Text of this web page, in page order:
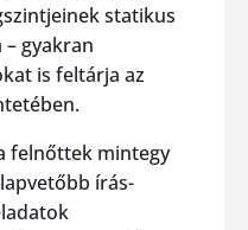
statikus
gyakran
is feltárja az
felnőttek mintegy
írás-